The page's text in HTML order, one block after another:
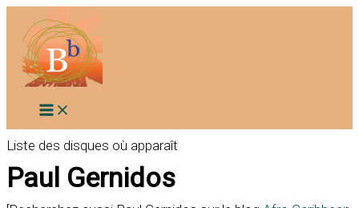
contenu
Liste des disques où apparaît
Paul Gernidos